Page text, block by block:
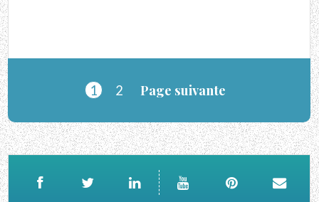
1 2 Page suivante